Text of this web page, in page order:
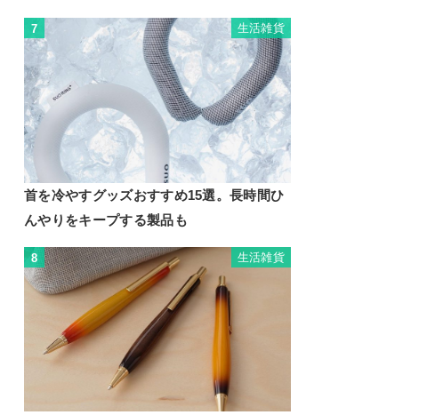
7 生活雑貨
首を冷やすグッズおすすめ15選。長時間ひ
んやりをキープする製品も
8 生活雑貨